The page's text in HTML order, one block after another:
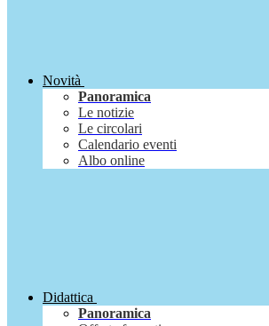
Novità
Panoramica
Le notizie
Le circolari
Calendario eventi
Albo online
Didattica
Panoramica